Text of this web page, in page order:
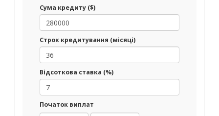
Сума кредиту ($)
Строк кредитування (місяці)
Відсоткова ставка (%)
Початок виплат